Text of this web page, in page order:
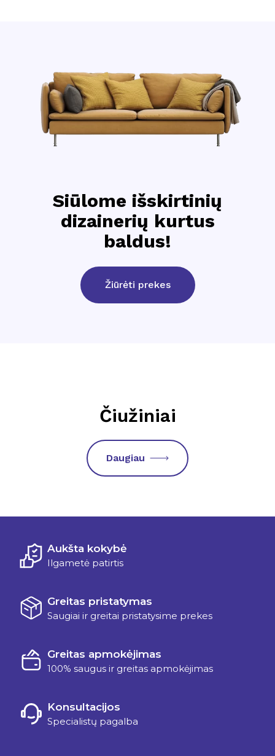
Siūlome išskirtinių
dizainerių kurtus
baldus!
Žiūrėti prekes
Čiužiniai
Daugiau
Aukšta kokybė
Ilgametė patirtis
Greitas pristatymas
Saugiai ir greitai pristatysime prekes
Greitas apmokėjimas
100% saugus ir greitas apmokėjimas
Konsultacijos
Specialistų pagalba